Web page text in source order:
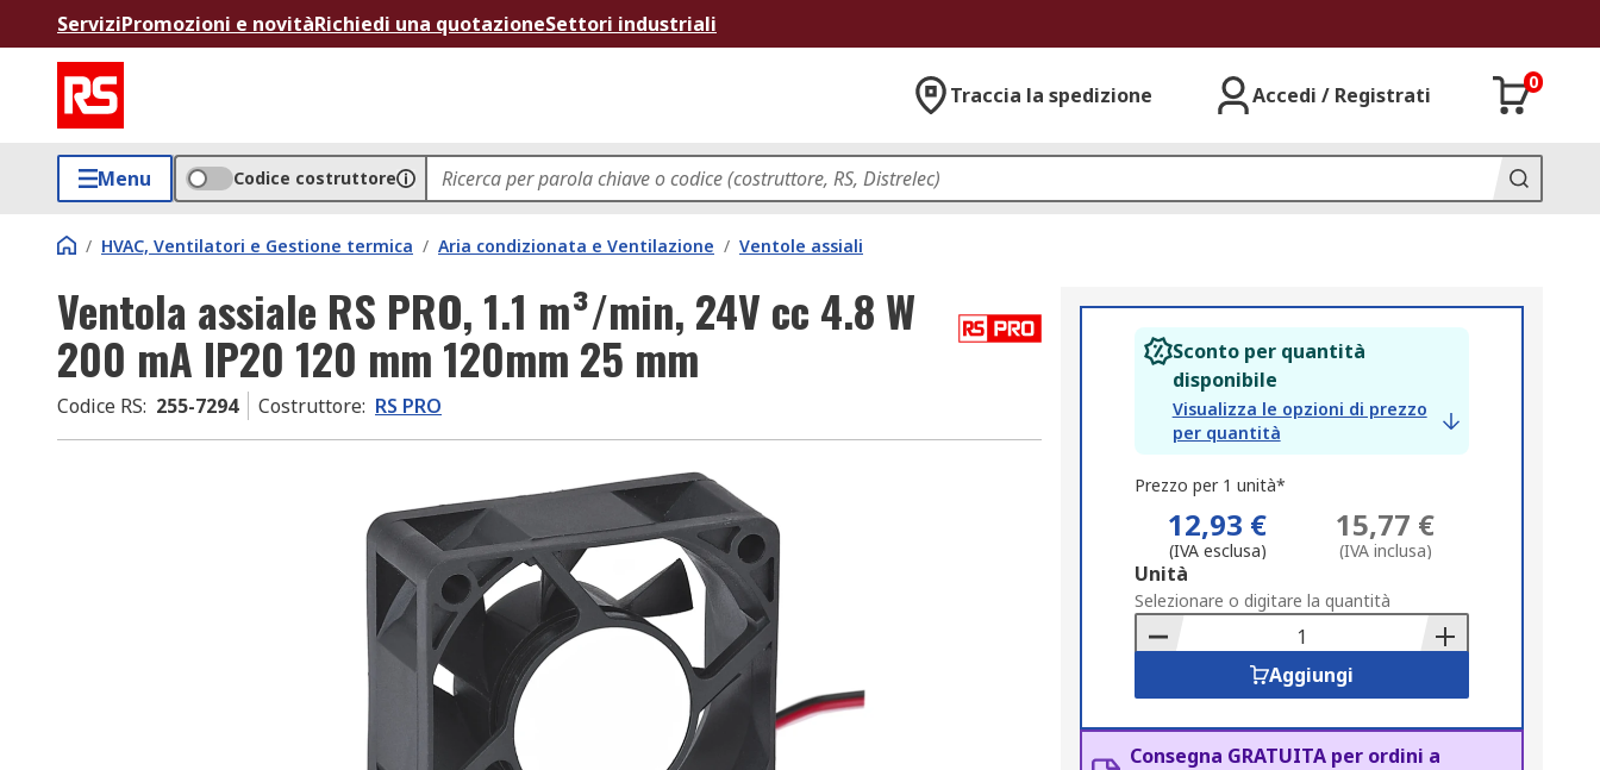
ServiziPromozioni e novitàRichiedi una quotazioneSettori industriali
Traccia la spedizione Accedi / Registrati
0
Menu Codice costruttore
/ HVAC, Ventilatori e Gestione termica / Aria condizionata e Ventilazione / Ventole assiali
Ventola assiale RS PRO, 1.1 m³/min, 24V cc 4.8 W
200 mA IP20 120 mm 120mm 25 mm
Codice RS: 255-7294 Costruttore: RS PRO
Sconto per quantità
disponibile
Visualizza le opzioni di prezzo
per quantità
Prezzo per 1 unità*
12,93 €
(IVA esclusa)
15,77 €
(IVA inclusa)
Add
to
Basket
Unità
Selezionare o digitare la quantità
Aggiungi
Consegna GRATUITA per ordini a